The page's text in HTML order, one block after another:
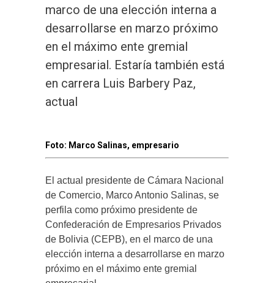
marco de una elección interna a
desarrollarse en marzo próximo
en el máximo ente gremial
empresarial. Estaría también está
en carrera Luis Barbery Paz,
actual
Foto: Marco Salinas, empresario
El actual presidente de Cámara Nacional
de Comercio, Marco Antonio Salinas, se
perfila como próximo presidente de
Confederación de Empresarios Privados
de Bolivia (CEPB), en el marco de una
elección interna a desarrollarse en marzo
próximo en el máximo ente gremial